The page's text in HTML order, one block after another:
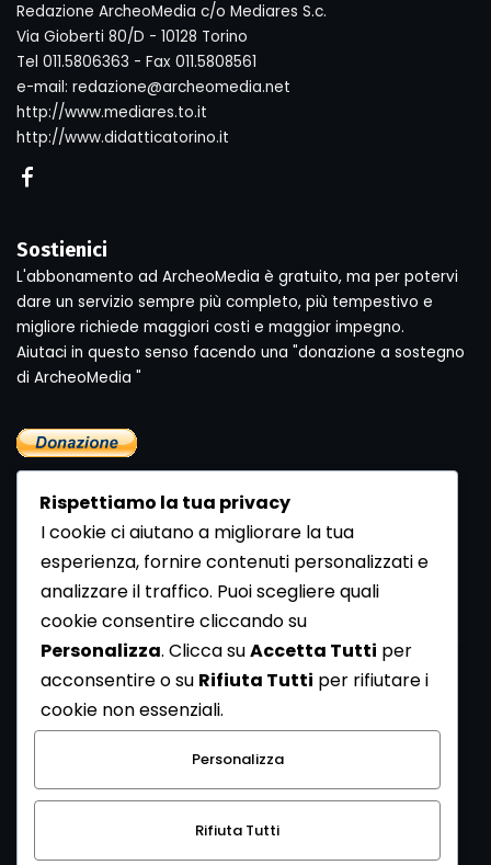
Redazione ArcheoMedia c/o Mediares S.c.
Via Gioberti 80/D - 10128 Torino
Tel 011.5806363 - Fax 011.5808561
e-mail: redazione@archeomedia.net
http://www.mediares.to.it
http://www.didatticatorino.it
Sostienici
L'abbonamento ad ArcheoMedia è gratuito, ma per potervi
dare un servizio sempre più completo, più tempestivo e
migliore richiede maggiori costi e maggior impegno.
Aiutaci in questo senso facendo una "donazione a sostegno
di ArcheoMedia "
Newsletter
Se vuoi ricevere la Rivista gratuita di archeologia realizzata
dalla Redazione di ArcheoMedia iscriviti alla nostra
Newsletter [Clicca Qui]
Con l'invio del messaggio l'utente dichiara di aver letto
l’informativa sulla privacy e di acconsentire al trattamento
dei propri dati personali.
Rispettiamo la tua privacy
I cookie ci aiutano a migliorare la tua
esperienza, fornire contenuti personalizzati e
analizzare il traffico. Puoi scegliere quali
cookie consentire cliccando su
Personalizza. Clicca suAccetta Tutti per
acconsentire o su Rifiuta Tutti per rifiutare i
cookie non essenziali.
Personalizza
Rifiuta Tutti